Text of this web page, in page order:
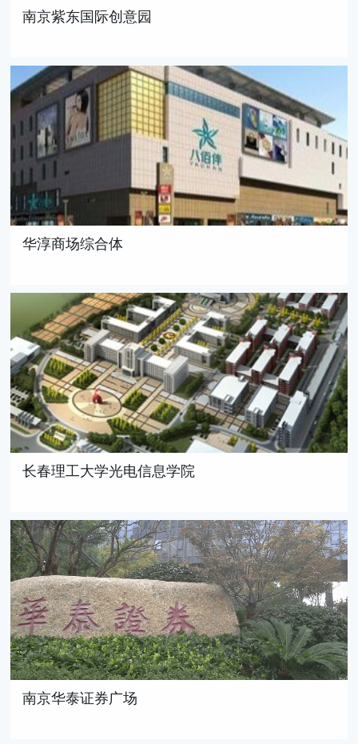
南京紫东国际创意园
华淳商场综合体
长春理工大学光电信息学院
南京华泰证券广场